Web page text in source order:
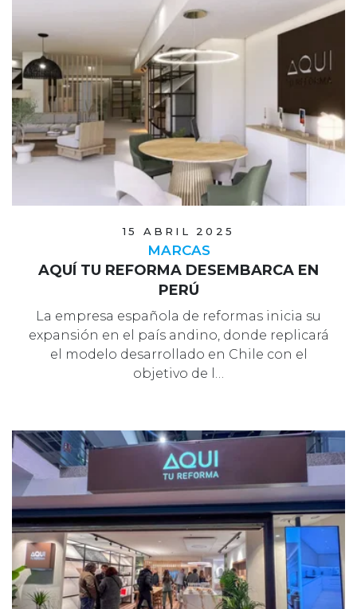
15 ABRIL 2025
MARCAS
AQUÍ TU REFORMA DESEMBARCA EN
PERÚ
La empresa española de reformas inicia su
expansión en el país andino, donde replicará
el modelo desarrollado en Chile con el
objetivo de l…